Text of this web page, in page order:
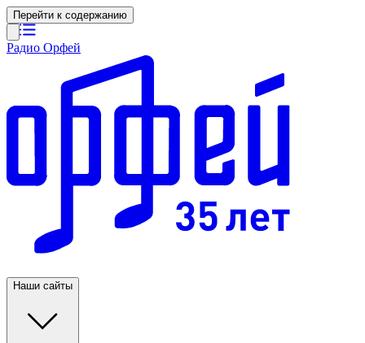
Перейти к содержанию
Радио Орфей
Наши сайты